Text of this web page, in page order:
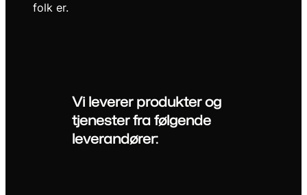
folk er.
Vi leverer produkter og
tjenester fra følgende
leverandører: